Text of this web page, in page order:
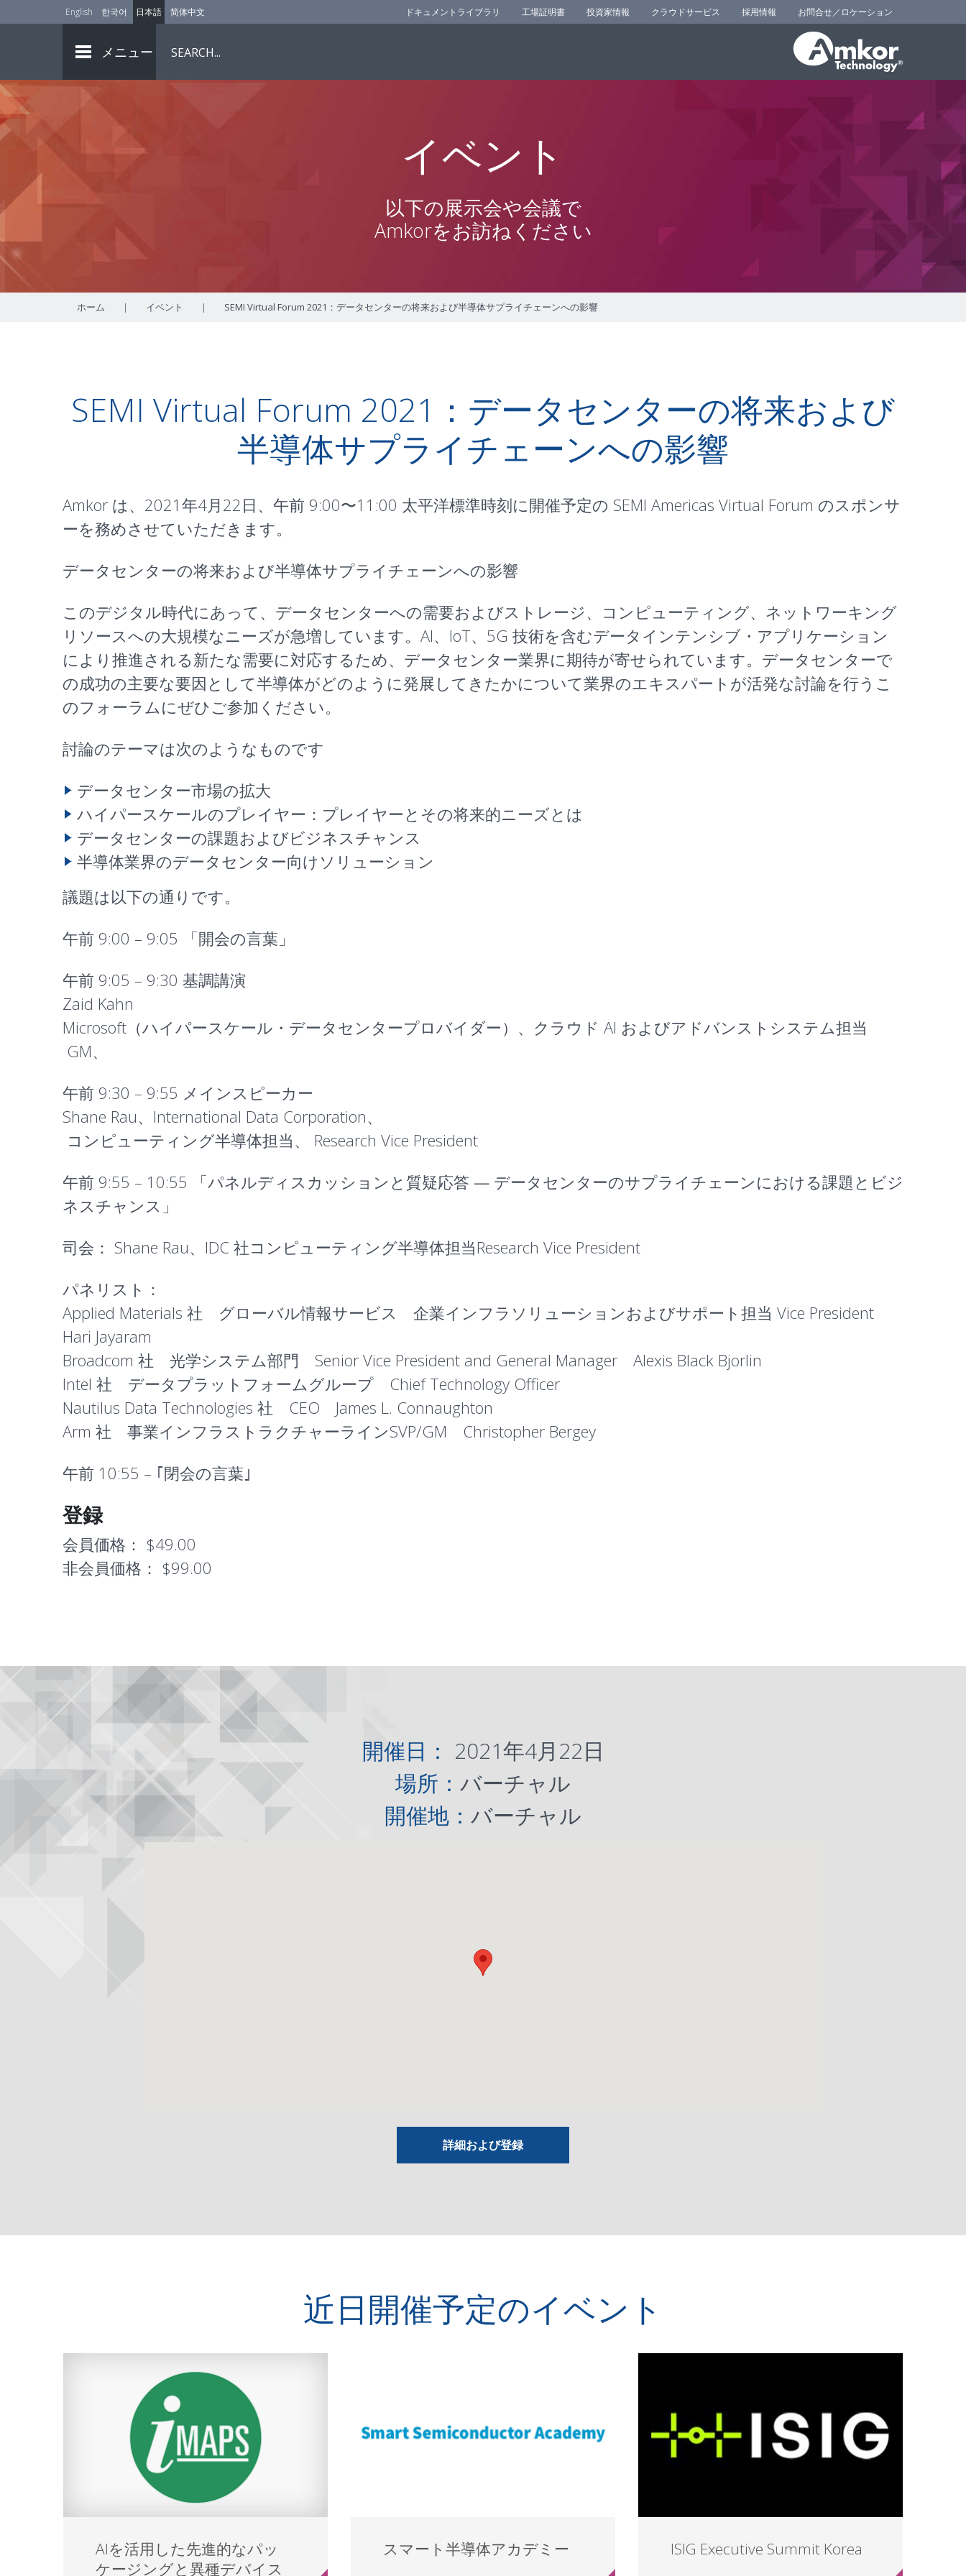
English 한국어 日本語 简体中文 ドキュメントライブラリ 工場証明書 投資家情報 クラウドサービス 採用情報 お問合せ／ロケーション
メニュー
イベント
以下の展示会や会議で
Amkorをお訪ねください
ホーム | イベント | SEMI Virtual Forum 2021：データセンターの将来および半導体サプライチェーンへの影響
SEMI Virtual Forum 2021：データセンターの将来および
半導体サプライチェーンへの影響
Amkor は、2021年4月22日、午前 9:00〜11:00 太平洋標準時刻に開催予定の SEMI Americas Virtual Forum のスポンサ
ーを務めさせていただきます。
データセンターの将来および半導体サプライチェーンへの影響
このデジタル時代にあって、データセンターへの需要およびストレージ、コンピューティング、ネットワーキング
リソースへの大規模なニーズが急増しています。AI、IoT、5G 技術を含むデータインテンシブ・アプリケーション
により推進される新たな需要に対応するため、データセンター業界に期待が寄せられています。データセンターで
の成功の主要な要因として半導体がどのように発展してきたかについて業界のエキスパートが活発な討論を行うこ
のフォーラムにぜひご参加ください。
討論のテーマは次のようなものです
データセンター市場の拡大
ハイパースケールのプレイヤー：プレイヤーとその将来的ニーズとは
データセンターの課題およびビジネスチャンス
半導体業界のデータセンター向けソリューション
議題は以下の通りです。
午前 9:00 – 9:05 「開会の言葉 」
午前 9:05 – 9:30 基調講演
Zaid Kahn
Microsoft（ハイパースケール・データセンタープロバイダー）、クラウド AI およびアドバンストシステム担当
GM、
午前 9:30 – 9:55 メインスピーカー
Shane Rau、International Data Corporation、
コンピューティング半導体担当、 Research Vice President
午前 9:55 – 10:55 「パネルディスカッションと質疑応答 — データセンターのサプライチェーンにおける課題とビジ
ネスチャンス 」
司会： Shane Rau、IDC 社コンピューティング半導体担当Research Vice President
パネリスト：
Applied Materials 社 グローバル情報サービス 企業インフラソリューションおよびサポート担当 Vice President
Hari Jayaram
Broadcom 社 光学システム部門 Senior Vice President and General Manager Alexis Black Bjorlin
Intel 社 データプラットフォームグループ Chief Technology Officer
Nautilus Data Technologies 社 CEO James L. Connaughton
Arm 社 事業インフラストラクチャーラインSVP/GM Christopher Bergey
午前 10:55 – ｢閉会の言葉 ｣
登録
会員価格： $49.00
非会員価格： $99.00
開催日： 2021年4月22日
場所： バーチャル
開催地： バーチャル
詳細および登録
近日開催予定のイベント
AIを活用した先進的なパッ
ケージングと異種デバイス
スマート半導体アカデミー ISIG Executive Summit Korea